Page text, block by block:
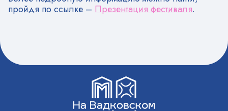
пройдя по ссылке – Презентация фестиваля.